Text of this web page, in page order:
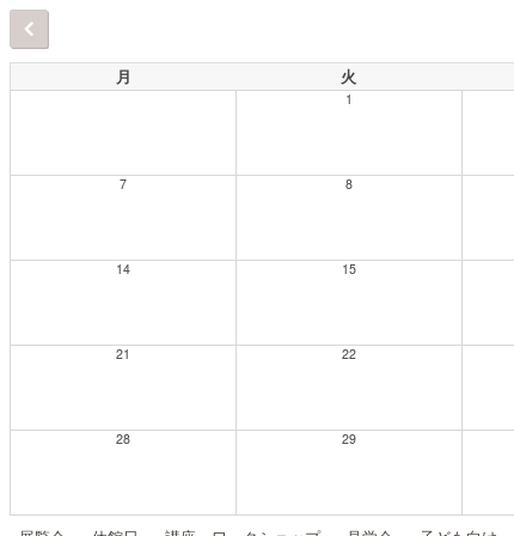
月 火
1
7 8
14 15
21 22
28 29